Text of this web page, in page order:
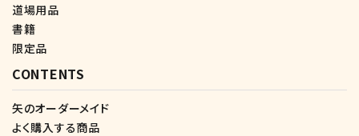
道場用品
書籍
限定品
CONTENTS
矢のオーダーメイド
よく購入する商品